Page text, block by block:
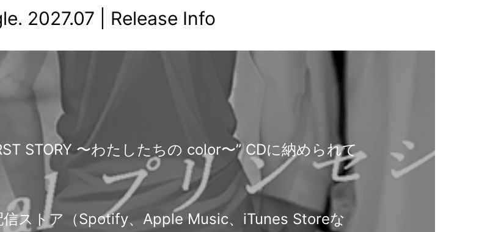
2027.07 | Release Info
STORY 〜わたしたちの color〜” CDに納められて
ストア（Spotify、Apple Music、iTunes Storeな